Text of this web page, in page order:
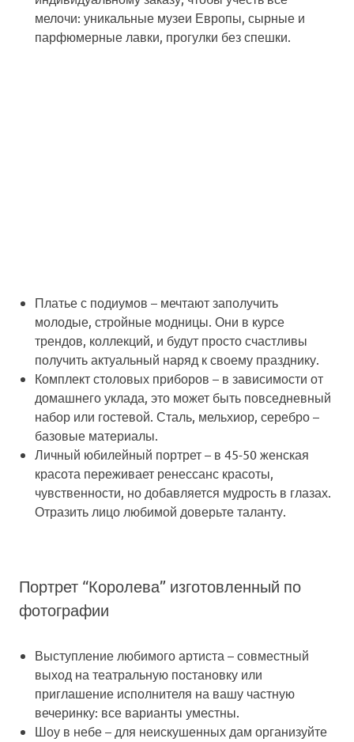
мелочи: уникальные музеи Европы, сырные и
парфюмерные лавки, прогулки без спешки.
Платье с подиумов – мечтают заполучить
молодые, стройные модницы. Они в курсе
трендов, коллекций, и будут просто счастливы
получить актуальный наряд к своему празднику.
Комплект столовых приборов – в зависимости от
домашнего уклада, это может быть повседневный
набор или гостевой. Сталь, мельхиор, серебро –
базовые материалы.
Личный юбилейный портрет – в 45-50 женская
красота переживает ренессанс красоты,
чувственности, но добавляется мудрость в глазах.
Отразить лицо любимой доверьте таланту.
Портрет “Королева” изготовленный по
фотографии
Выступление любимого артиста – совместный
выход на театральную постановку или
приглашение исполнителя на вашу частную
вечеринку: все варианты уместны.
Шоу в небе – для неискушенных дам организуйте